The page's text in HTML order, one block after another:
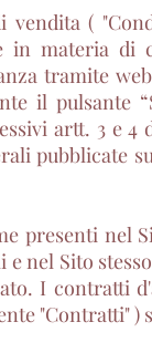
(
in materia di
tramite
il pulsante
artt. 3 e
pubblicate
presenti nel
nel Sito
I contratti
"Contratti" )